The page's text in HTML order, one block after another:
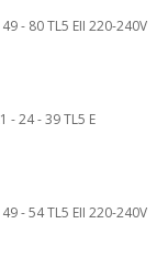
- 80 TL5 EII 220-240V
- 24 - 39 TL5 E
- 54 TL5 EII 220-240V